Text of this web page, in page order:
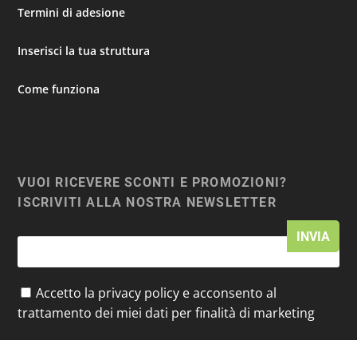
Termini di adesione
Inserisci la tua struttura
Come funziona
VUOI RICEVERE SCONTI E PROMOZIONI?
ISCRIVITI ALLA NOSTRA NEWSLETTER
Accetto la privacy policy e acconsento al
trattamento dei miei dati per finalità di marketing